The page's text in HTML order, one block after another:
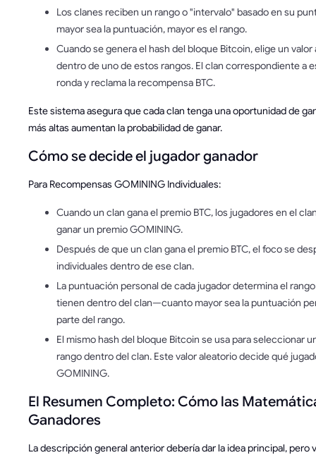
Los clanes reciben un rango o "intervalo" basado en su
mayor sea la puntuación, mayor es el rango.
Cuando se genera el hash del bloque Bitcoin, elige un
dentro de uno de estos rangos. El clan correspondiente a
ronda y reclama la recompensa BTC.
Este sistema asegura que cada clan tenga una oportunidad de
más altas aumentan la probabilidad de ganar.
Cómo se decide el jugador ganador
Para Recompensas GOMINING Individuales:
Cuando un clan gana el premio BTC, los jugadores en el
ganar un premio GOMINING.
Después de que un clan gana el premio BTC, el foco se
individuales dentro de ese clan.
La puntuación personal de cada jugador determina el
tienen dentro del clan—cuanto mayor sea la puntuación
parte del rango.
El mismo hash del bloque Bitcoin se usa para seleccionar
rango dentro del clan. Este valor aleatorio decide qué
GOMINING.
El Resumen Completo: Cómo las
Ganadores
La descripción general anterior debería dar la idea principal, pero